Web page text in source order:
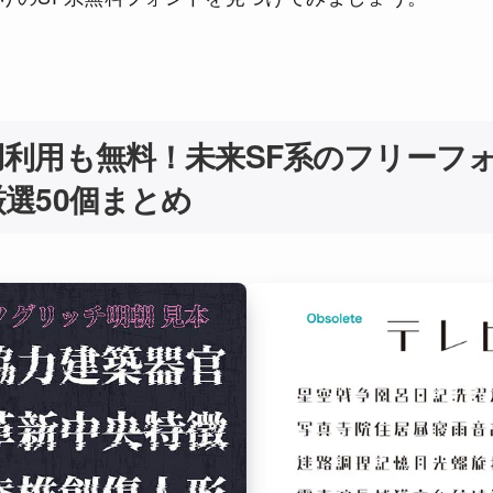
用も無料！未来SF系のフリーフ
50個まとめ